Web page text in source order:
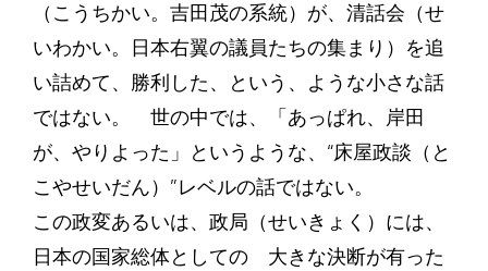
（こうちかい。吉田茂の系統）が、清話会（せ
いわかい。日本右翼の議員たちの集まり）を追
い詰めて、勝利した、という、ような小さな話
ではない。 世の中では、「あっぱれ、岸田
が、やりよった」というような、“床屋政談（と
こやせいだん）”レベルの話ではない。
この政変あるいは、政局（せいきょく）には、
日本の国家総体としての 大きな決断が有った